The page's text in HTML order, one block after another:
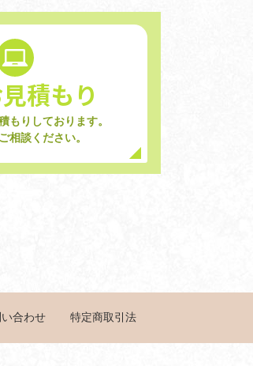
積もり
もりしております。
相談ください。
合わせ 特定商取引法